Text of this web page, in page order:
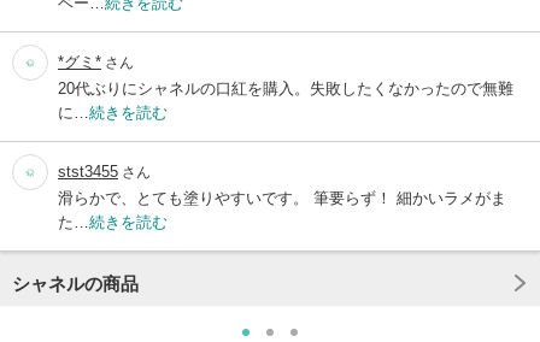
*グミ* さん
20代ぶりにシャネルの口紅を購入。失敗したくなかったので無難
に… 続きを読む
stst3455 さん
滑らかで、とても塗りやすいです。 筆要らず！ 細かいラメがま
た… 続きを読む
シャネルの商品